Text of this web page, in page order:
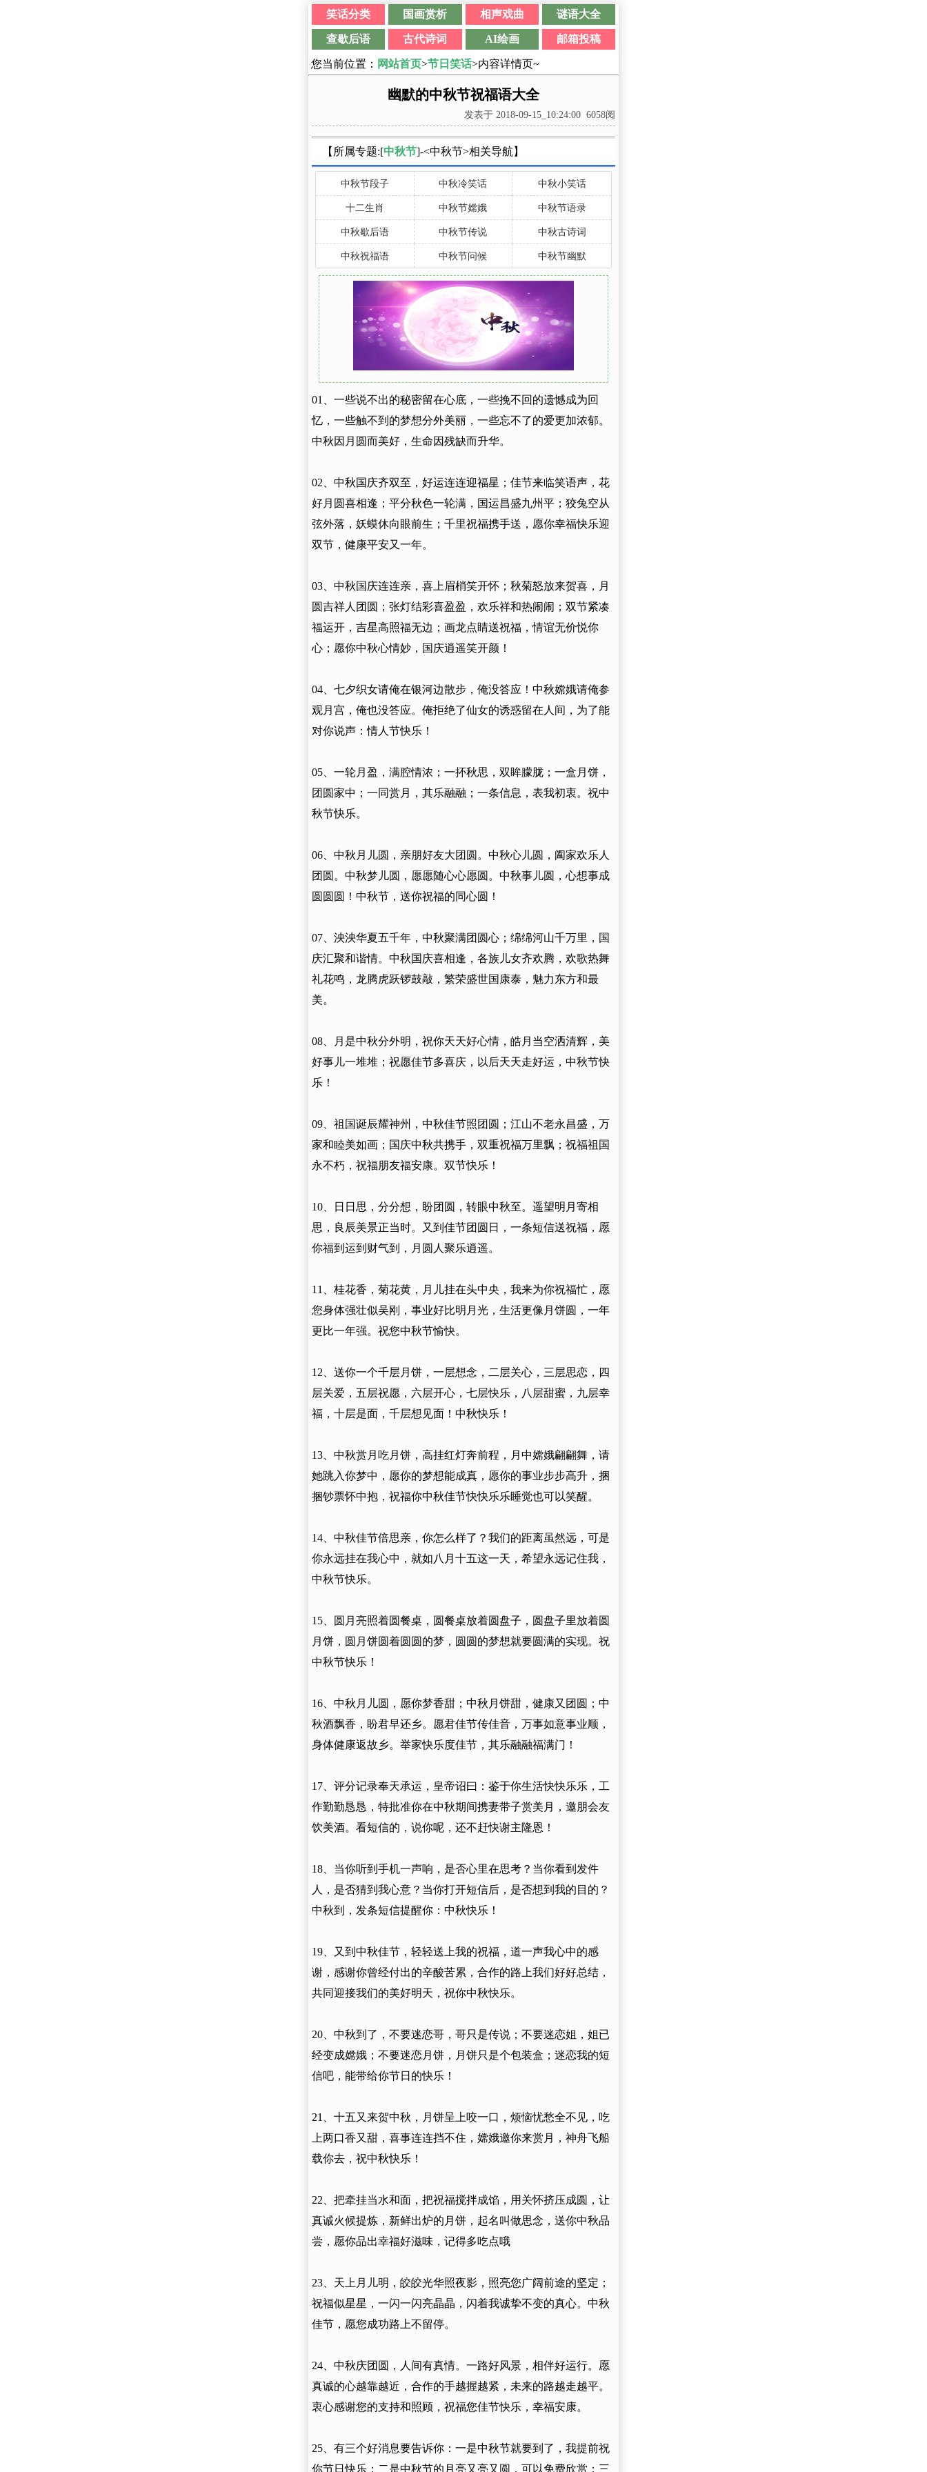
笑话分类 国画赏析 相声戏曲 谜语大全
查歇后语 古代诗词 AI绘画 邮箱投稿
您当前位置： 网站首页>节日笑话>内容详情页~
幽默的中秋节祝福语大全
发表于 2018-09-15_10:24:00 6058阅
【所属专题:[中秋节]-<中秋节>相关导航】
中秋节段子 中秋冷笑话 中秋小笑话
十二生肖 中秋节嫦娥 中秋节语录
中秋歇后语 中秋节传说 中秋古诗词
中秋祝福语 中秋节问候 中秋节幽默
01、一些说不出的秘密留在心底，一些挽不回的遗憾成为回
忆，一些触不到的梦想分外美丽，一些忘不了的爱更加浓郁。
中秋因月圆而美好，生命因残缺而升华。
02、中秋国庆齐双至，好运连连迎福星；佳节来临笑语声，花
好月圆喜相逢；平分秋色一轮满，国运昌盛九州平；狡兔空从
弦外落，妖蟆休向眼前生；千里祝福携手送，愿你幸福快乐迎
双节，健康平安又一年。
03、中秋国庆连连亲，喜上眉梢笑开怀；秋菊怒放来贺喜，月
圆吉祥人团圆；张灯结彩喜盈盈，欢乐祥和热闹闹；双节紧凑
福运开，吉星高照福无边；画龙点睛送祝福，情谊无价悦你
心；愿你中秋心情妙，国庆逍遥笑开颜！
04、七夕织女请俺在银河边散步，俺没答应！中秋嫦娥请俺参
观月宫，俺也没答应。俺拒绝了仙女的诱惑留在人间，为了能
对你说声：情人节快乐！
05、一轮月盈，满腔情浓；一抔秋思，双眸朦胧；一盒月饼，
团圆家中；一同赏月，其乐融融；一条信息，表我初衷。祝中
秋节快乐。
06、中秋月儿圆，亲朋好友大团圆。中秋心儿圆，阖家欢乐人
团圆。中秋梦儿圆，愿愿随心心愿圆。中秋事儿圆，心想事成
圆圆圆！中秋节，送你祝福的同心圆！
07、泱泱华夏五千年，中秋聚满团圆心；绵绵河山千万里，国
庆汇聚和谐情。中秋国庆喜相逢，各族儿女齐欢腾，欢歌热舞
礼花鸣，龙腾虎跃锣鼓敲，繁荣盛世国康泰，魅力东方和最
美。
08、月是中秋分外明，祝你天天好心情，皓月当空洒清辉，美
好事儿一堆堆；祝愿佳节多喜庆，以后天天走好运，中秋节快
乐！
09、祖国诞辰耀神州，中秋佳节照团圆；江山不老永昌盛，万
家和睦美如画；国庆中秋共携手，双重祝福万里飘；祝福祖国
永不朽，祝福朋友福安康。双节快乐！
10、日日思，分分想，盼团圆，转眼中秋至。遥望明月寄相
思，良辰美景正当时。又到佳节团圆日，一条短信送祝福，愿
你福到运到财气到，月圆人聚乐逍遥。
11、桂花香，菊花黄，月儿挂在头中央，我来为你祝福忙，愿
您身体强壮似吴刚，事业好比明月光，生活更像月饼圆，一年
更比一年强。祝您中秋节愉快。
12、送你一个千层月饼，一层想念，二层关心，三层思恋，四
层关爱，五层祝愿，六层开心，七层快乐，八层甜蜜，九层幸
福，十层是面，千层想见面！中秋快乐！
13、中秋赏月吃月饼，高挂红灯奔前程，月中嫦娥翩翩舞，请
她跳入你梦中，愿你的梦想能成真，愿你的事业步步高升，捆
捆钞票怀中抱，祝福你中秋佳节快快乐乐睡觉也可以笑醒。
14、中秋佳节倍思亲，你怎么样了？我们的距离虽然远，可是
你永远挂在我心中，就如八月十五这一天，希望永远记住我，
中秋节快乐。
15、圆月亮照着圆餐桌，圆餐桌放着圆盘子，圆盘子里放着圆
月饼，圆月饼圆着圆圆的梦，圆圆的梦想就要圆满的实现。祝
中秋节快乐！
16、中秋月儿圆，愿你梦香甜；中秋月饼甜，健康又团圆；中
秋酒飘香，盼君早还乡。愿君佳节传佳音，万事如意事业顺，
身体健康返故乡。举家快乐度佳节，其乐融融福满门！
17、评分记录奉天承运，皇帝诏曰：鉴于你生活快快乐乐，工
作勤勤恳恳，特批准你在中秋期间携妻带子赏美月，邀朋会友
饮美酒。看短信的，说你呢，还不赶快谢主隆恩！
18、当你听到手机一声响，是否心里在思考？当你看到发件
人，是否猜到我心意？当你打开短信后，是否想到我的目的？
中秋到，发条短信提醒你：中秋快乐！
19、又到中秋佳节，轻轻送上我的祝福，道一声我心中的感
谢，感谢你曾经付出的辛酸苦累，合作的路上我们好好总结，
共同迎接我们的美好明天，祝你中秋快乐。
20、中秋到了，不要迷恋哥，哥只是传说；不要迷恋姐，姐已
经变成嫦娥；不要迷恋月饼，月饼只是个包装盒；迷恋我的短
信吧，能带给你节日的快乐！
21、十五又来贺中秋，月饼呈上咬一口，烦恼忧愁全不见，吃
上两口香又甜，喜事连连挡不住，嫦娥邀你来赏月，神舟飞船
载你去，祝中秋快乐！
22、把牵挂当水和面，把祝福搅拌成馅，用关怀挤压成圆，让
真诚火候提炼，新鲜出炉的月饼，起名叫做思念，送你中秋品
尝，愿你品出幸福好滋味，记得多吃点哦
23、天上月儿明，皎皎光华照夜影，照亮您广阔前途的坚定；
祝福似星星，一闪一闪亮晶晶，闪着我诚挚不变的真心。中秋
佳节，愿您成功路上不留停。
24、中秋庆团圆，人间有真情。一路好风景，相伴好运行。愿
真诚的心越靠越近，合作的手越握越紧，未来的路越走越平。
衷心感谢您的支持和照顾，祝福您佳节快乐，幸福安康。
25、有三个好消息要告诉你：一是中秋节就要到了，我提前祝
你节日快乐；二是中秋节的月亮又亮又圆，可以免费欣赏；三